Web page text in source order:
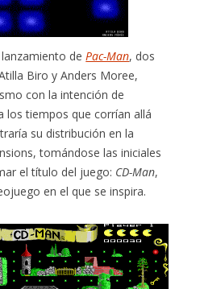
de Pac-Man, dos
Biro y Anders Moree,
con la intención de
los tiempos que corrían allá
su distribución en la
tomándose las iniciales
el título del juego: CD-Man,
en el que se inspira.